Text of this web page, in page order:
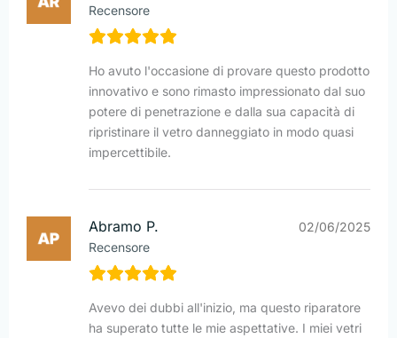
Recensore
Ho avuto l'occasione di provare questo prodotto
innovativo e sono rimasto impressionato dal suo
potere di penetrazione e dalla sua capacità di
ripristinare il vetro danneggiato in modo quasi
impercettibile.
Abramo P.
Recensore
02/06/2025
Avevo dei dubbi all'inizio, ma questo riparatore
ha superato tutte le mie aspettative. I miei vetri